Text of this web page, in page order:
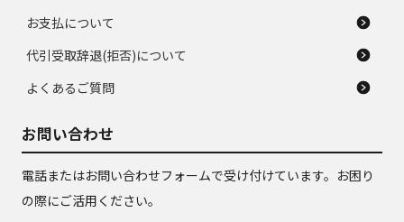
お支払について
代引受取辞退(拒否)について
よくあるご質問
お問い合わせ
電話またはお問い合わせフォームで受け付けています。お困り
の際にご活用ください。